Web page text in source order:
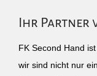
Ihr Partner
FK Second Hand
wir sind nicht nur